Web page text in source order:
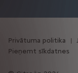
Privātuma politika
Pieņemt sīkdatnes